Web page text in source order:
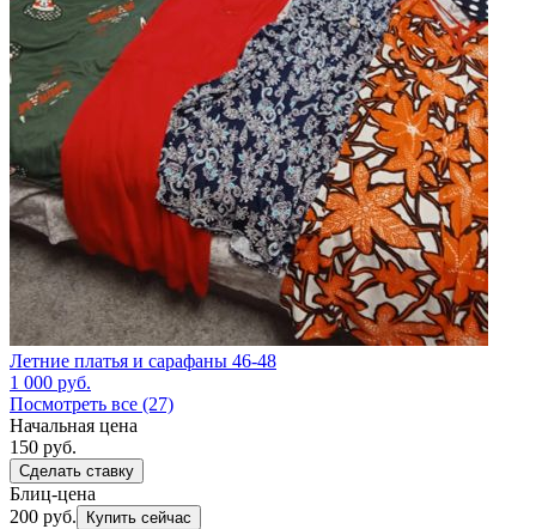
Летние платья и сарафаны 46-48
1 000 руб.
Посмотреть все (27)
Начальная цена
150 руб.
Сделать ставку
Блиц-цена
200 руб.
Купить сейчас